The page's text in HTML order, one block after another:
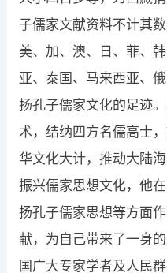
子儒家文献资料不计其
美、加、澳、日、菲、
亚、泰国、马来西亚、
扬孔子儒家文化的足迹
术，结纳四方名儒高士
华文化大计，推动大陆
振兴儒家思想文化，他
扬孔子儒家思想等方面
献，为自己带来了一身
国广大专家学者及人民